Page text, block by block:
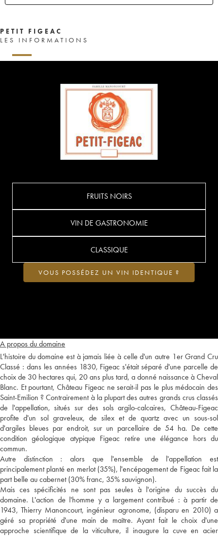
PETIT FIGEAC
LES INFORMATIONS
A propos du domaine
L'histoire du domaine est à jamais liée à celle d'un autre 1er Grand Cru
Classé : dans les années 1830, Figeac s'était séparé d'une parcelle de
choix de 30 hectares qui, 20 ans plus tard, a donné naissance à Cheval
Blanc. Et pourtant, Château Figeac ne serait-il pas le plus médocain des
Saint-Emilion ? Contrairement à la plupart des autres grands crus classés
de l'appellation, situés sur des sols argilo-calcaires, Château-Figeac
profite d'un sol graveleux, de silex et de quartz avec un sous-sol
d'argiles bleues par endroit, sur un parcellaire de 54 ha. De cette
condition géologique atypique Figeac retire une élégance hors du
commun.
Autre distinction : alors que l'ensemble de l'appellation est
principalement planté en merlot (35%), l'encépagement de Figeac fait la
part belle au cabernet (30% franc, 35% sauvignon).
Mais ces spécificités ne sont pas seules à l'origine du succès du
domaine. L'action de l'homme y a largement contribué : à partir de
1943, Thierry Manoncourt, ingénieur agronome, (disparu en 2010) a
géré sa propriété d'une main de maître. Ayant fait le choix d'une
approche scientifique de la viticulture, il inaugure la cuve en acier
FRUITS NOIRS
VIN DE GASTRONOMIE
CLASSIQUE
VOUS POSSÉDEZ UN VIN IDENTIQUE ?